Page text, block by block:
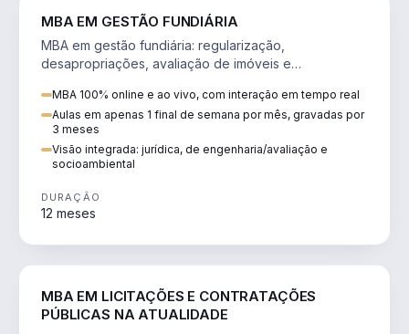
MBA EM GESTÃO FUNDIÁRIA
MBA em gestão fundiária: regularização,
desapropriações, avaliação de imóveis e
MBA 100% online e ao vivo, com interação em tempo real
Aulas em apenas 1 final de semana por mês, gravadas por
3 meses
Visão integrada: jurídica, de engenharia/avaliação e
socioambiental
DURAÇÃO
12 meses
MBA EM LICITAÇÕES E CONTRATAÇÕES
PÚBLICAS NA ATUALIDADE